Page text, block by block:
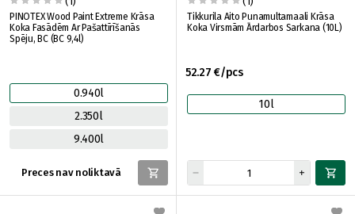
PINOTEX Wood Paint Extreme Krāsa
Koka Fasādēm Ar Pašattīrīšanās
Spēju, BC (BC 9,4l)
0.940l
2.350l
9.400l
Preces nav noliktavā
Tikkurila Aito Punamultamaali Krāsa
Koka Virsmām Ārdarbos Sarkana (10L)
52.27 €/pcs
10l